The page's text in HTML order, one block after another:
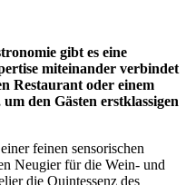
gibt es eine
miteinander verbindet
Restaurant oder einem
den Gästen erstklassigen
feinen sensorischen
Neugier für die Wein- und
die Quintessenz des